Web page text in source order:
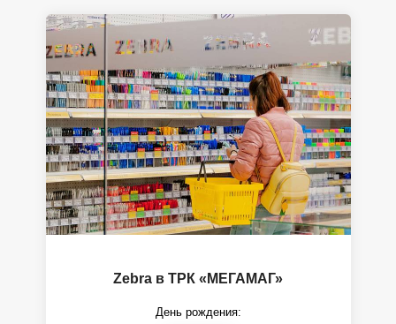
Zebra в ТРК «МЕГАМАГ»
День рождения: